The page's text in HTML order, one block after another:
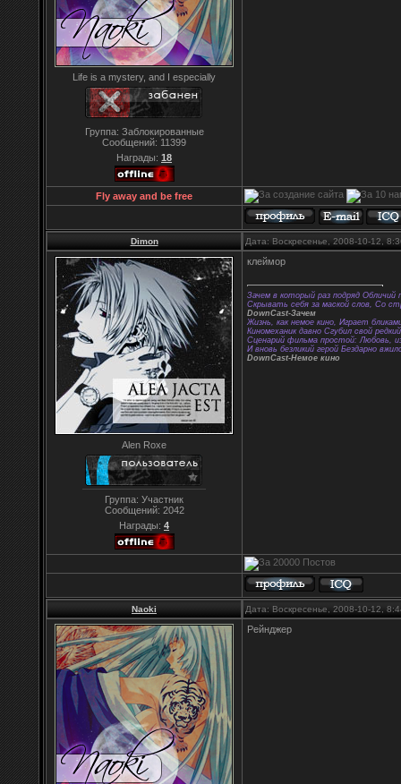
Life is a mystery, and I especially
Группа: Заблокированные
Сообщений: 11399
Награды: 18
Fly away and be free
Dimon Дата: Воскресенье, 2008-10-12,
Alen Roxe
Группа: Участник
Сообщений: 2042
Награды: 4
клеймор
Зачем в который раз подряд Обличий
Скрывать себя за маской слов, Со
DownCast-Зачем
Жизнь, как немое кино, Играет
Киномеханик давно Сгубил свой
Сценарий фильма простой: Любовь,
И вновь безликий герой Бездарно
DownCast-Немое кино
Naoki Дата: Воскресенье, 2008-10-12,
Рейнджер